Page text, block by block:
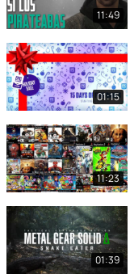
11:49
01:15
11:23
01:39